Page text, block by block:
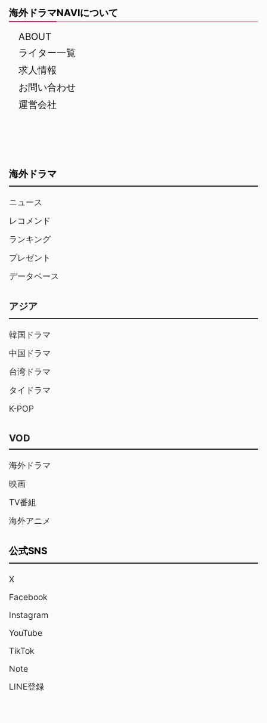
海外ドラマNAVIについて
ABOUT
ライター一覧
求人情報
お問い合わせ
運営会社
海外ドラマ
ニュース
レコメンド
ランキング
プレゼント
データベース
アジア
韓国ドラマ
中国ドラマ
台湾ドラマ
タイドラマ
K-POP
VOD
海外ドラマ
映画
TV番組
海外アニメ
公式SNS
X
Facebook
Instagram
YouTube
TikTok
Note
LINE登録